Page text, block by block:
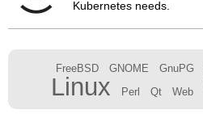
Kubernetes needs.
FreeBSD GNOME GnuPG
Linux Perl Qt Web